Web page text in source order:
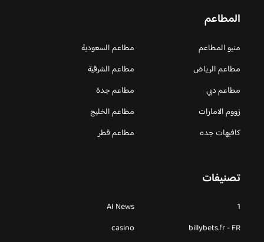
المطاعم
منيو المطاعم
مطاعم السعودية
مطاعم الرياض
مطاعم الشرقية
مطاعم دبي
مطاعم جدة
زووم الامارات
مطاعم الخليج
كافيهات جده
مطاعم قطر
تصنيفات
1
AI News
billybets.fr - FR
casino